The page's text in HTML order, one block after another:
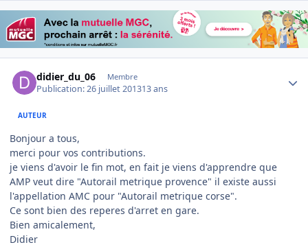
didier_du_06 Membre
Publication:26 juillet 201313 ans
AUTEUR
Bonjour a tous,
merci pour vos contributions.
je viens d'avoir le fin mot, en fait je viens d'apprendre que
AMP veut dire "Autorail metrique provence" il existe aussi
l'appellation AMC pour "Autorail metrique corse".
Ce sont bien des reperes d'arret en gare.
Bien amicalement,
Didier